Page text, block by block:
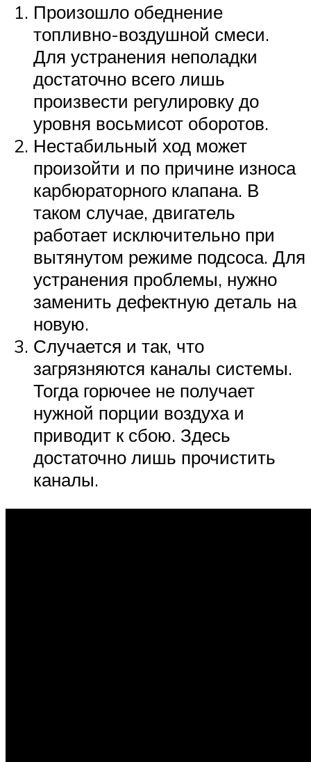
Произошло обеднение
топливно-воздушной смеси.
Для устранения неполадки
достаточно всего лишь
произвести регулировку до
уровня восьмисот оборотов.
Нестабильный ход может
произойти и по причине износа
карбюраторного клапана. В
таком случае, двигатель
работает исключительно при
вытянутом режиме подсоса. Для
устранения проблемы, нужно
заменить дефектную деталь на
новую.
Случается и так, что
загрязняются каналы системы.
Тогда горючее не получает
нужной порции воздуха и
приводит к сбою. Здесь
достаточно лишь прочистить
каналы.